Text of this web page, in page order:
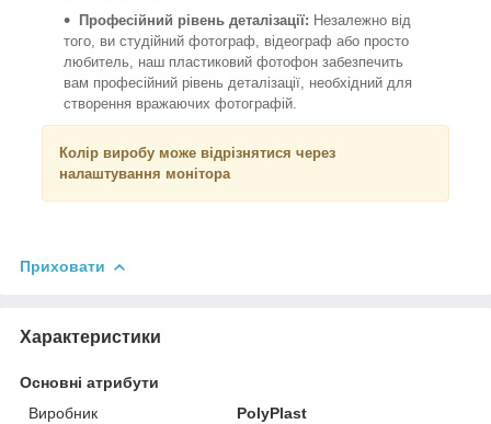
Професійний рівень деталізації: Незалежно від
того, ви студійний фотограф, відеограф або просто
любитель, наш пластиковий фотофон забезпечить
вам професійний рівень деталізації, необхідний для
створення вражаючих фотографій.
Колір виробу може відрізнятися через
налаштування монітора
Приховати
Характеристики
Основні атрибути
Виробник
PolyPlast